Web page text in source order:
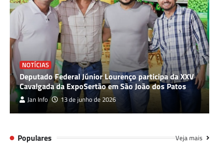
NOTÍCIAS
Deputado Federal Júnior Lourenço participa da XXV
Cavalgada da ExpoSertão em São João dos Patos
Jan Info 13 de junho de 2026
Populares Veja mais